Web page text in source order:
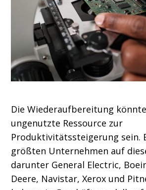
Die Wiederaufbereitung
ungenutzte Ressource zur
Produktivitätssteigerung sein.
größten Unternehmen auf
darunter General Electric,
Deere, Navistar, Xerox und